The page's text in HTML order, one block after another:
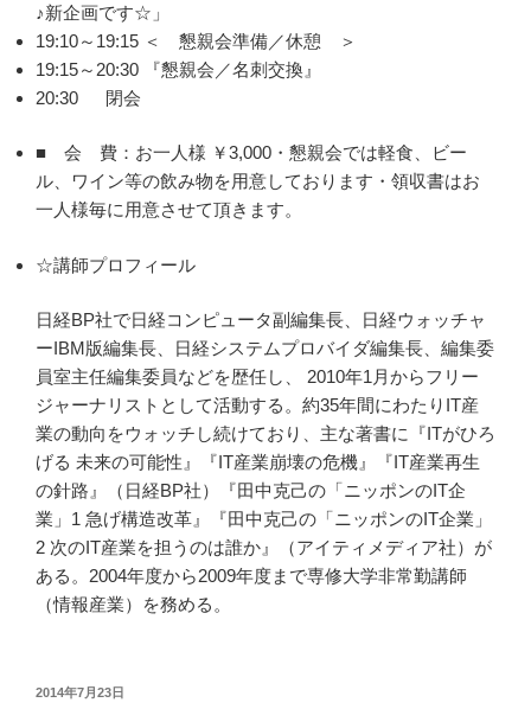
♪新企画です☆」
19:10～19:15 ＜ 懇親会準備／休憩 ＞
19:15～20:30 『懇親会／名刺交換』
20:30 閉会
■ 会 費：お一人様 ￥3,000・懇親会では軽食、ビー
ル、ワイン等の飲み物を用意しております・領収書はお
一人様毎に用意させて頂きます。
☆講師プロフィール
日経BP社で日経コンピュータ副編集長、日経ウォッチャ
ーIBM版編集長、日経システムプロバイダ編集長、編集委
員室主任編集委員などを歴任し、 2010年1月からフリー
ジャーナリストとして活動する。約35年間にわたりIT産
業の動向をウォッチし続けており、主な著書に『ITがひろ
げる 未来の可能性』『IT産業崩壊の危機』『IT産業再生
の針路』（日経BP社）『田中克己の「ニッポンのIT企
業」1 急げ構造改革』『田中克己の「ニッポンのIT企業」
2 次のIT産業を担うのは誰か』（アイティメディア社）が
ある。2004年度から2009年度まで専修大学非常勤講師
（情報産業）を務める。
投
2014年7月23日